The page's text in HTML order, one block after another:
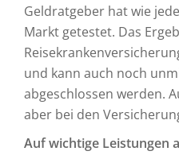
Geldratgeber hat wie
Markt getestet. Das
und kann auch noch
abgeschlossen werden.
aber bei den
Auf wichtige Leistungen